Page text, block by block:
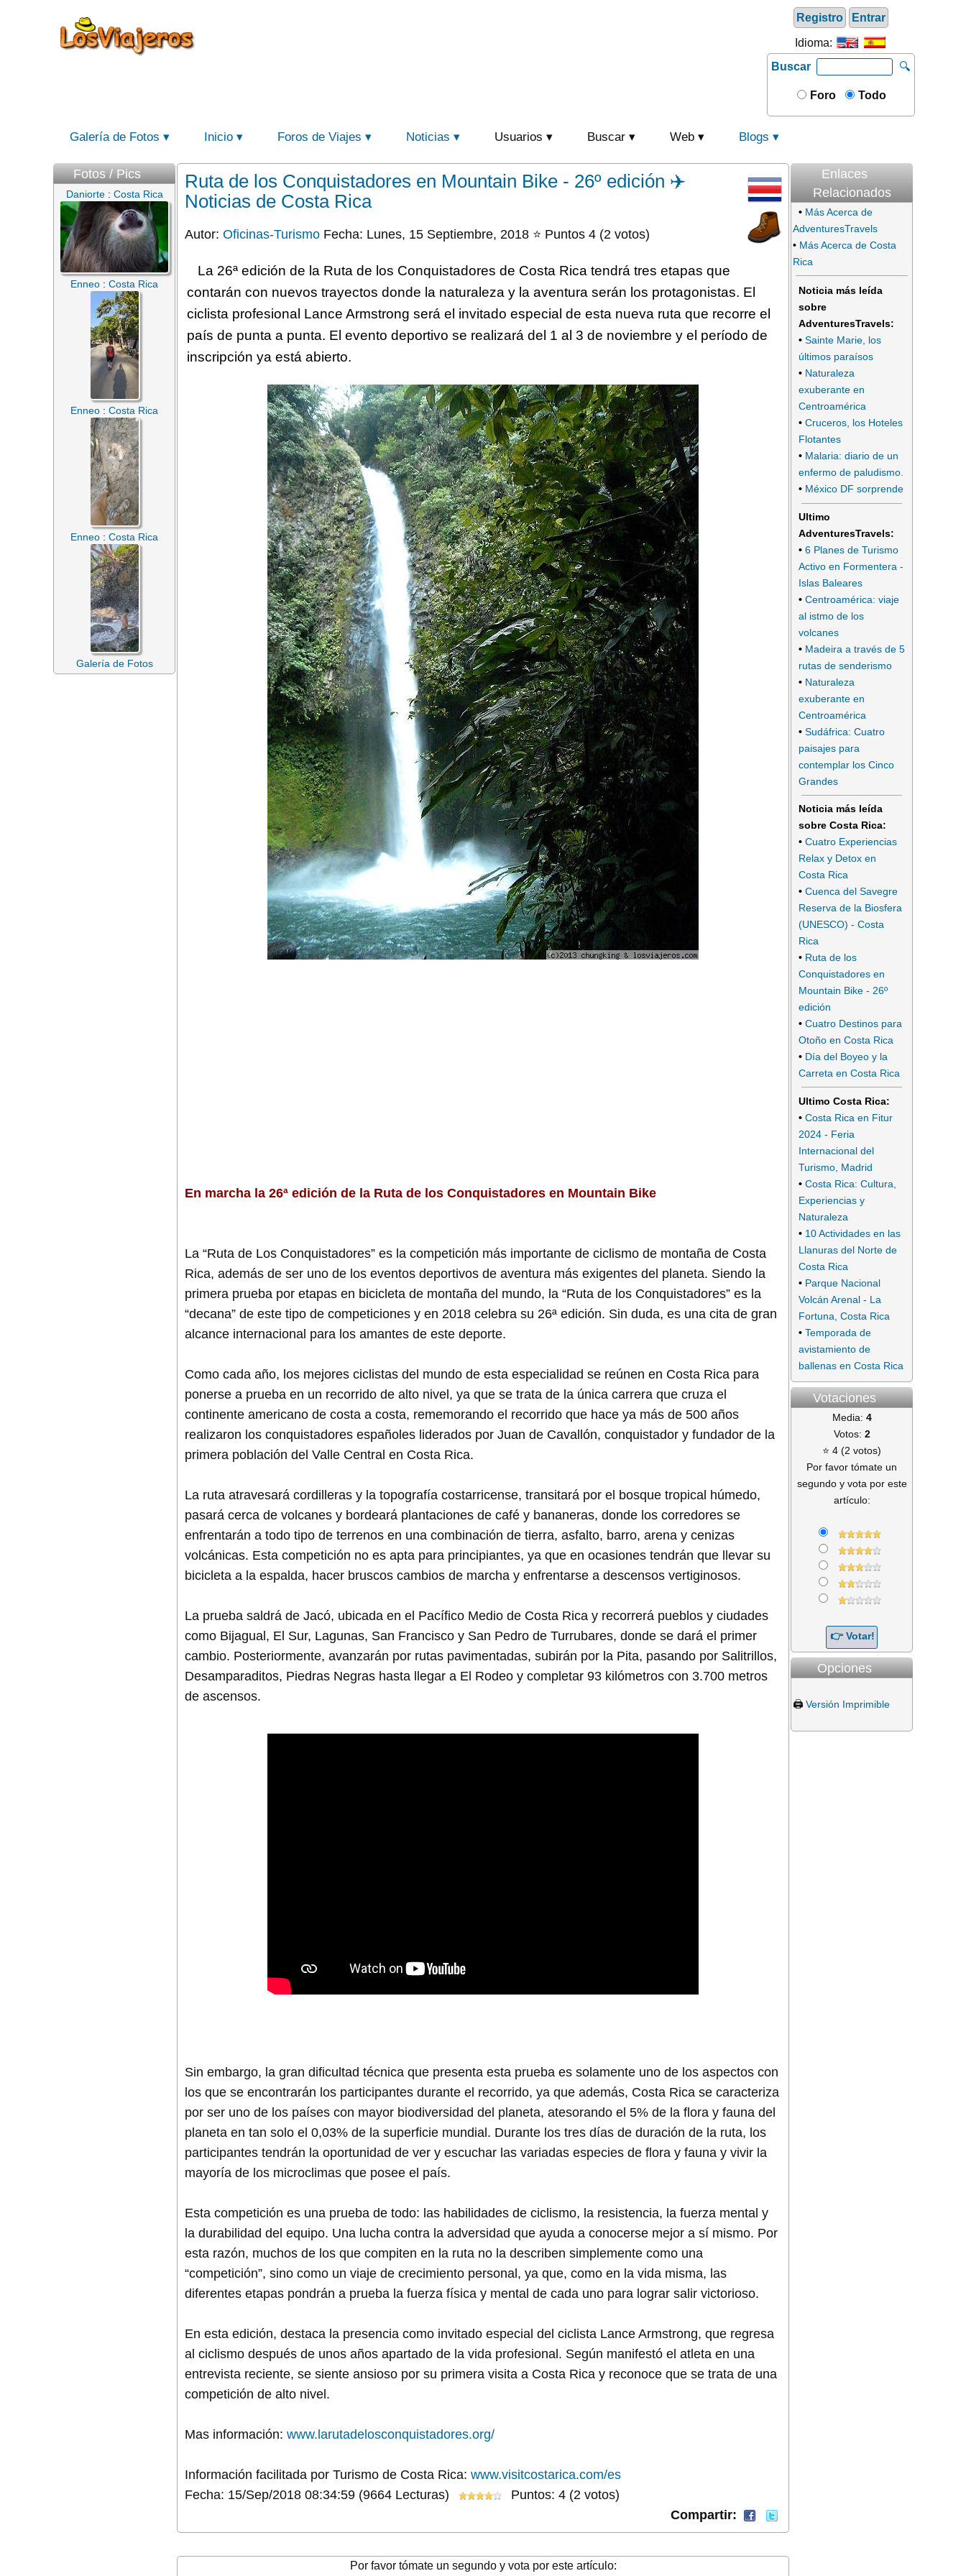
Registro Entrar
Idioma:
Buscar
🔍
Foro Todo
Galería de Fotos Inicio Foros de Viajes Noticias Usuarios Buscar Web Blogs
Fotos / Pics
Daniorte: Costa Rica
Enneo : Costa Rica
Enneo : Costa Rica
Enneo : Costa Rica
Galería de Fotos
Ruta de los Conquistadores en Mountain Bike - 26º edición ✈️
Noticias de Costa Rica
Autor: Oficinas-Turismo Fecha: Lunes, 15 Septiembre, 2018 ⭐ Puntos 4 (2 votos)
La 26ª edición de la Ruta de los Conquistadores de Costa Rica tendrá tres etapas que
contarán con nuevos trayectos donde la naturaleza y la aventura serán los protagonistas. El
ciclista profesional Lance Armstrong será el invitado especial de esta nueva ruta que recorre el
país de punta a punta. El evento deportivo se realizará del 1 al 3 de noviembre y el período de
inscripción ya está abierto.
En marcha la 26ª edición de la Ruta de los Conquistadores en Mountain Bike
La “Ruta de Los Conquistadores” es la competición más importante de ciclismo de montaña de Costa
Rica, además de ser uno de los eventos deportivos de aventura más exigentes del planeta. Siendo la
primera prueba por etapas en bicicleta de montaña del mundo, la “Ruta de los Conquistadores” es la
“decana” de este tipo de competiciones y en 2018 celebra su 26ª edición. Sin duda, es una cita de gran
alcance internacional para los amantes de este deporte.
Como cada año, los mejores ciclistas del mundo de esta especialidad se reúnen en Costa Rica para
ponerse a prueba en un recorrido de alto nivel, ya que se trata de la única carrera que cruza el
continente americano de costa a costa, rememorando el recorrido que hace ya más de 500 años
realizaron los conquistadores españoles liderados por Juan de Cavallón, conquistador y fundador de la
primera población del Valle Central en Costa Rica.
La ruta atravesará cordilleras y la topografía costarricense, transitará por el bosque tropical húmedo,
pasará cerca de volcanes y bordeará plantaciones de café y bananeras, donde los corredores se
enfrentarán a todo tipo de terrenos en una combinación de tierra, asfalto, barro, arena y cenizas
volcánicas. Esta competición no es apta para principiantes, ya que en ocasiones tendrán que llevar su
bicicleta a la espalda, hacer bruscos cambios de marcha y enfrentarse a descensos vertiginosos.
La prueba saldrá de Jacó, ubicada en el Pacífico Medio de Costa Rica y recorrerá pueblos y ciudades
como Bijagual, El Sur, Lagunas, San Francisco y San Pedro de Turrubares, donde se dará el primer
cambio. Posteriormente, avanzarán por rutas pavimentadas, subirán por la Pita, pasando por Salitrillos,
Desamparaditos, Piedras Negras hasta llegar a El Rodeo y completar 93 kilómetros con 3.700 metros
de ascensos.
Sin embargo, la gran dificultad técnica que presenta esta prueba es solamente uno de los aspectos con
los que se encontrarán los participantes durante el recorrido, ya que además, Costa Rica se caracteriza
por ser uno de los países con mayor biodiversidad del planeta, atesorando el 5% de la flora y fauna del
planeta en tan solo el 0,03% de la superficie mundial. Durante los tres días de duración de la ruta, los
participantes tendrán la oportunidad de ver y escuchar las variadas especies de flora y fauna y vivir la
mayoría de los microclimas que posee el país.
Esta competición es una prueba de todo: las habilidades de ciclismo, la resistencia, la fuerza mental y
la durabilidad del equipo. Una lucha contra la adversidad que ayuda a conocerse mejor a sí mismo. Por
esta razón, muchos de los que compiten en la ruta no la describen simplemente como una
“competición”, sino como un viaje de crecimiento personal, ya que, como en la vida misma, las
diferentes etapas pondrán a prueba la fuerza física y mental de cada uno para lograr salir victorioso.
En esta edición, destaca la presencia como invitado especial del ciclista Lance Armstrong, que regresa
al ciclismo después de unos años apartado de la vida profesional. Según manifestó el atleta en una
entrevista reciente, se siente ansioso por su primera visita a Costa Rica y reconoce que se trata de una
competición de alto nivel.
Mas información: www.larutadelosconquistadores.org/
Información facilitada por Turismo de Costa Rica: www.visitcostarica.com/es
Fecha: 15/Sep/2018 08:34:59 (9664 Lecturas)
Puntos: 4 (2 votos)
Compartir:
Por favor tómate un segundo y vota por este artículo:
Enlaces
Relacionados
• Más Acerca de
AdventuresTravels
• Más Acerca de Costa
Rica
Noticia más leída
sobre
AdventuresTravels:
• Sainte Marie, los
últimos paraísos
• Naturaleza
exuberante en
Centroamérica
• Cruceros, los Hoteles
Flotantes
• Malaria: diario de un
enfermo de paludismo.
• México DF sorprende
Ultimo
AdventuresTravels:
• 6 Planes de Turismo
Activo en Formentera -
Islas Baleares
• Centroamérica: viaje
al istmo de los
volcanes
• Madeira a través de 5
rutas de senderismo
• Naturaleza
exuberante en
Centroamérica
• Sudáfrica: Cuatro
paisajes para
contemplar los Cinco
Grandes
Noticia más leída
sobre Costa Rica:
• Cuatro Experiencias
Relax y Detox en
Costa Rica
• Cuenca del Savegre
Reserva de la Biosfera
(UNESCO) - Costa
Rica
• Ruta de los
Conquistadores en
Mountain Bike - 26º
edición
• Cuatro Destinos para
Otoño en Costa Rica
• Día del Boyeo y la
Carreta en Costa Rica
Ultimo Costa Rica:
• Costa Rica en Fitur
2024 - Feria
Internacional del
Turismo, Madrid
• Costa Rica: Cultura,
Experiencias y
Naturaleza
• 10 Actividades en las
Llanuras del Norte de
Costa Rica
• Parque Nacional
Volcán Arenal - La
Fortuna, Costa Rica
• Temporada de
avistamiento de
ballenas en Costa Rica
Votaciones
Media: 4
Votos: 2
⭐ 4 (2 votos)
Por favor tómate un
segundo y vota por este
artículo:
Opciones
🖨️ Versión Imprimible